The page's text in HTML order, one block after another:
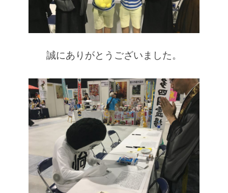
誠にありがとうございました。